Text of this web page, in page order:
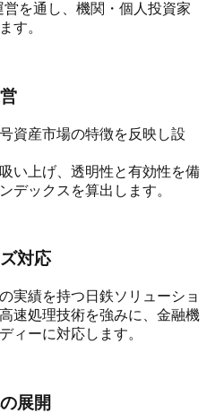
営を通し、機関・個人投資家
す。
資産市場の特徴を反映し設
い上げ、透明性と有効性を備
デックスを算出します。
対応
実績を持つ日鉄ソリューショ
速処理技術を強みに、金融機
ィーに対応します。
展開